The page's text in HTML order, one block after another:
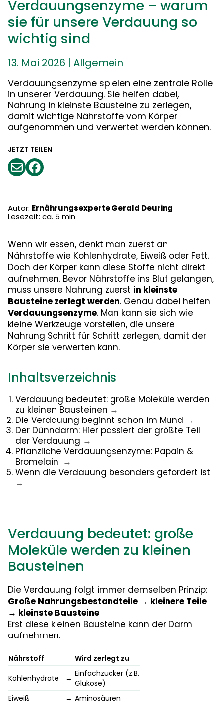
Verdauungsenzyme – warum
sie für unsere Verdauung so
wichtig sind
13. Mai 2026 | Allgemein
Verdauungsenzyme spielen eine zentrale Rolle
in unserer Verdauung. Sie helfen dabei,
Nahrung in kleinste Bausteine zu zerlegen,
damit wichtige Nährstoffe vom Körper
aufgenommen und verwertet werden können.
JETZT TEILEN
Autor: Ernährungsexperte Gerald Deuring
Lesezeit: ca. 5 min
Wenn wir essen, denkt man zuerst an
Nährstoffe wie Kohlenhydrate, Eiweiß oder Fett.
Doch der Körper kann diese Stoffe nicht direkt
aufnehmen. Bevor Nährstoffe ins Blut gelangen,
muss unsere Nahrung zuerst in kleinste
Bausteine zerlegt werden. Genau dabei helfen
Verdauungsenzyme. Man kann sie sich wie
kleine Werkzeuge vorstellen, die unsere
Nahrung Schritt für Schritt zerlegen, damit der
Körper sie verwerten kann.
Inhaltsverzeichnis
Verdauung bedeutet: große Moleküle werden
zu kleinen Bausteinen →
Die Verdauung beginnt schon im Mund →
Der Dünndarm: Hier passiert der größte Teil
der Verdauung →
Pflanzliche Verdauungsenzyme: Papain &
Bromelain →
Wenn die Verdauung besonders gefordert ist
→
Verdauung bedeutet: große
Moleküle werden zu kleinen
Bausteinen
Die Verdauung folgt immer demselben Prinzip:
Große Nahrungsbestandteile → kleinere Teile
→ kleinste Bausteine
Erst diese kleinen Bausteine kann der Darm
aufnehmen.
Nährstoff
Wird zerlegt zu
Kohlenhydrate
→ Einfachzucker (z.B.
Glukose)
Eiweiß
→ Aminosäuren